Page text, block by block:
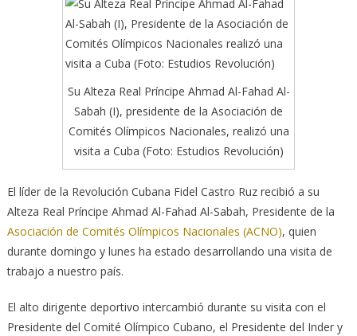
Su Alteza Real Príncipe Ahmad Al-Fahad Al-
Sabah (I), presidente de la Asociación de
Comités Olímpicos Nacionales, realizó una
visita a Cuba (Foto: Estudios Revolución)
El líder de la Revolución Cubana Fidel Castro Ruz recibió a su
Alteza Real Príncipe Ahmad Al-Fahad Al-Sabah, Presidente de la
Asociación de Comités Olímpicos Nacionales (ACNO), quien
durante domingo y lunes ha estado desarrollando una visita de
trabajo a nuestro país.
El alto dirigente deportivo intercambió durante su visita con el
Presidente del Comité Olímpico Cubano, el Presidente del Inder y